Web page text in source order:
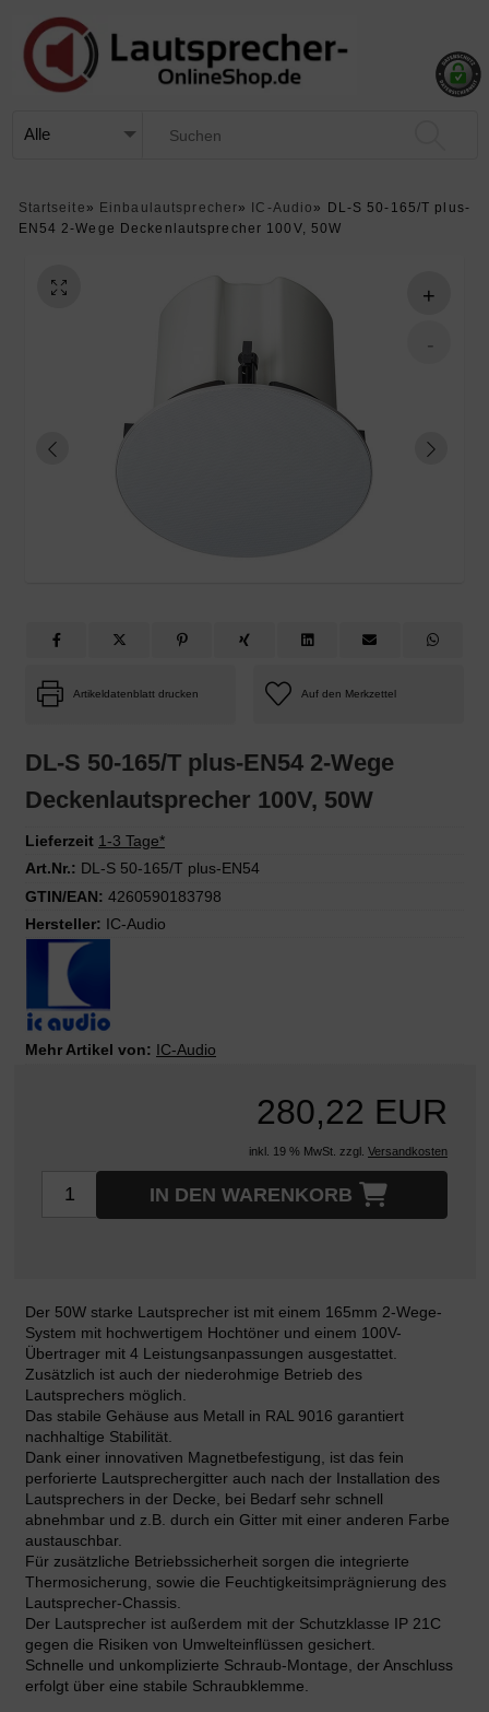
Startseite » Einbaulautsprecher» IC-Audio »
DL-S 50-165/T plus-
EN54 2-Wege Deckenlautsprecher 100V, 50W
Artikeldatenblatt drucken
DL-S 50-165/T plus-EN54 2-Wege
Deckenlautsprecher 100V, 50W
Lieferzeit 1-3 Tage*
Art.Nr.: DL-S 50-165/T plus-EN54
GTIN/EAN: 4260590183798
Hersteller: IC-Audio
Mehr Artikel von: IC-Audio
280,22 EUR
inkl. 19 % MwSt. zzgl. Versandkosten
IN DEN WARENKORB
Der 50W starke Lautsprecher ist mit einem 165mm 2-Wege-
System mit hochwertigem Hochtöner und einem 100V-
Übertrager mit 4 Leistungsanpassungen ausgestattet.
Zusätzlich ist auch der niederohmige Betrieb des
Lautsprechers möglich.
Das stabile Gehäuse aus Metall in RAL 9016 garantiert
nachhaltige Stabilität.
Dank einer innovativen Magnetbefestigung, ist das fein
perforierte Lautsprechergitter auch nach der Installation des
Lautsprechers in der Decke, bei Bedarf sehr schnell
abnehmbar und z.B. durch ein Gitter mit einer anderen Farbe
austauschbar.
Für zusätzliche Betriebssicherheit sorgen die integrierte
Thermosicherung, sowie die Feuchtigkeitsimprägnierung des
Lautsprecher-Chassis.
Der Lautsprecher ist außerdem mit der Schutzklasse IP 21C
gegen die Risiken von Umwelteinflüssen gesichert.
Schnelle und unkomplizierte Schraub-Montage, der Anschluss
erfolgt über eine stabile Schraubklemme.